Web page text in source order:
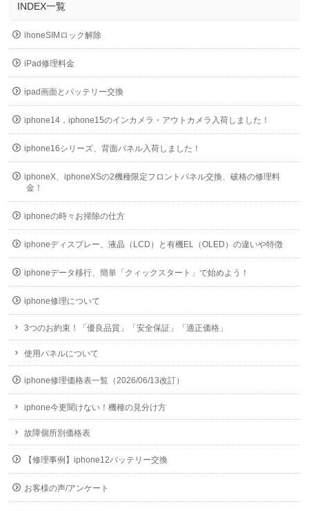
INDEX一覧
ihoneSIMロック解除
iPad修理料金
ipad画面とバッテリー交換
iphone14，iphone15のインカメラ・アウトカメラ入荷しました！
iphone16シリーズ、背面パネル入荷しました！
iphoneX、iphoneXSの2機種限定フロントパネル交換、破格の修理料
金！
iphoneの時々お掃除の仕方
iphoneディスプレー、液晶（LCD）と有機EL（OLED）の違いや特徴
iphoneデータ移行、簡単「クィックスタート」で始めよう！
iphone修理について
3つのお約束！「優良品質」「安全保証」「適正価格」
使用パネルについて
iphone修理価格表一覧（2026/06/13改訂）
iphone今更聞けない！機種の見分け方
故障個所別価格表
【修理事例】iphone12バッテリー交換
お客様の声/アンケート